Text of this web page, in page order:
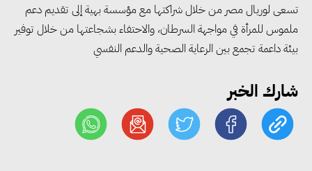
تسعى لوريال مصر من خلال شراكتها مع مؤسسة بهية إلى تقديم دعم
ملموس للمرأة في مواجهة السرطان، والاحتفاء بشجاعتها من خلال توفير
بيئة داعمة تجمع بين الرعاية الصحية والدعم النفسي
شارك الخبر
وزير الصناعة يبحث مع البرازيل و
الصين تعزيز الشراكات الصناعية
وجذب استثمارات جديدة إلى مصر
رغبات المرحلة الأولى.. والوزارة تدعو
الطلاب إلى سرعة التسجيل وعدم